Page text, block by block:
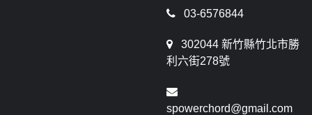
03-6576844
302044 新竹縣竹北市勝
利六街278號
spowerchord@gmail.com